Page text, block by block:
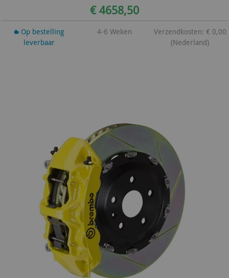
€ 4658,50
Op bestelling
leverbaar
4-6 Weken
Verzendkosten: € 0,00
(Nederland)